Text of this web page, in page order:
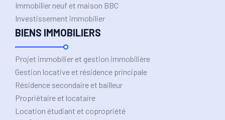
Immobilier neuf et maison BBC
Investissement immobilier
BIENS IMMOBILIERS
Projet immobilier et gestion immobilière
Gestion locative et résidence principale
Résidence secondaire et bailleur
Propriétaire et locataire
Location étudiant et copropriété